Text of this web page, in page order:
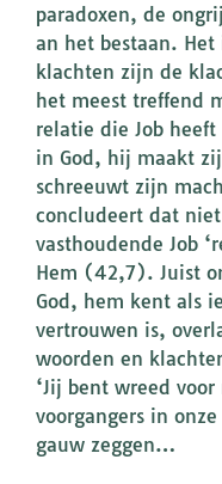
paradoxen, de
an het bestaan. Het
klachten zijn de
het meest treffend
relatie die Job
in God, hij maakt
schreeuwt zijn
concludeert dat
vasthoudende Job
Hem (42,7). Juist
God, hem kent als
vertrouwen is,
woorden en
‘Jij bent wreed
voorgangers in
gauw zeggen…